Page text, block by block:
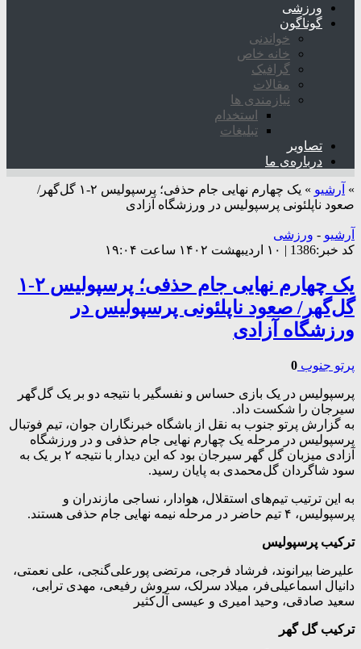
ورزشی
گوناگون
خواندنی
خانه خاص
گرافیک
مقالات
نیازمندی ها
استخدام
تبلیغات
تصاویر
درباره‌ی ما
» آرشیو »
یک چهارم نهایی جام حذفی؛ پرسپولیس ۲-۱ گل‌گهر/
صعود ناپلئونی پرسپولیس در ورزشگاه آزادی
آرشیو - ورزشی
کد خبر:1386 | ۱۰ اردیبهشت ۱۴۰۲ ساعت ۱۹:۰۴
یک چهارم نهایی جام حذفی؛ پرسپولیس ۲-۱
گل‌گهر/ صعود ناپلئونی پرسپولیس در
ورزشگاه آزادی
پرتو جنوب 0
پرسپولیس در یک بازی حساس و نفسگیر با نتیجه دو بر یک گل‌گهر
سیرجان را شکست داد.
به گزارش پرتو جنوب به نقل از باشگاه خبرنگاران جوان، تیم فوتبال
پرسپولیس در مرحله یک چهارم نهایی جام حذفی و در ورزشگاه
آزادی میزبان گل گهر سیرجان بود که این دیدار با نتیجه ۲ بر یک به
سود شاگردان گل‌محمدی به پایان رسید.
به این ترتیب تیم‌های استقلال، هوادار، نساجی مازندران و
پرسپولیس، ۴ تیم حاضر در مرحله نیمه نهایی جام حذفی هستند.
ترکیب پرسپولیس
علیرضا بیرانوند، فرشاد فرجی، مرتضی پورعلی‌گنجی، علی نعمتی،
دانیال اسماعیلی‌فر، میلاد سرلک، سروش رفیعی، مهدی ترابی،
سعید صادقی، وحید امیری و عیسی آل‌کثیر
ترکیب گل گهر